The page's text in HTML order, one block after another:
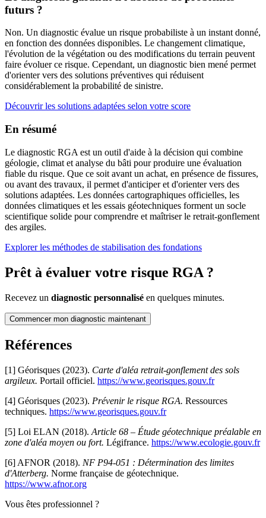
futurs ?
Non. Un diagnostic évalue un risque probabiliste à un instant donné,
en fonction des données disponibles. Le changement climatique,
l'évolution de la végétation ou des modifications du terrain peuvent
faire évoluer ce risque. Cependant, un diagnostic bien mené permet
d'orienter vers des solutions préventives qui réduisent
considérablement la probabilité de sinistre.
Découvrir les solutions adaptées selon votre score
En résumé
Le diagnostic RGA est un outil d'aide à la décision qui combine
géologie, climat et analyse du bâti pour produire une évaluation
fiable du risque. Que ce soit avant un achat, en présence de fissures,
ou avant des travaux, il permet d'anticiper et d'orienter vers des
solutions adaptées. Les données cartographiques officielles, les
données climatiques et les essais géotechniques forment un socle
scientifique solide pour comprendre et maîtriser le retrait-gonflement
des argiles.
Explorer les méthodes de stabilisation des fondations
Prêt à évaluer votre risque RGA ?
Recevez un diagnostic personnalisé en quelques minutes.
Commencer mon diagnostic maintenant
Références
[1] Géorisques (2023). Carte d'aléa retrait-gonflement des sols
argileux. Portail officiel. https://www.georisques.gouv.fr
[4] Géorisques (2023). Prévenir le risque RGA. Ressources
techniques. https://www.georisques.gouv.fr
[5] Loi ELAN (2018). Article 68 – Étude géotechnique préalable en
zone d'aléa moyen ou fort. Légifrance. https://www.ecologie.gouv.fr
[6] AFNOR (2018). NF P94-051 : Détermination des limites
d'Atterberg. Norme française de géotechnique.
https://www.afnor.org
Vous êtes professionnel ?